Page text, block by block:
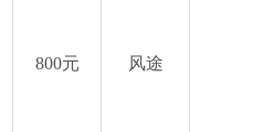
800元 风途